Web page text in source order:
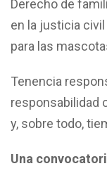
Derecho de
en la justicia
para las
Tenencia
responsabilidad
y, sobre todo,
Una